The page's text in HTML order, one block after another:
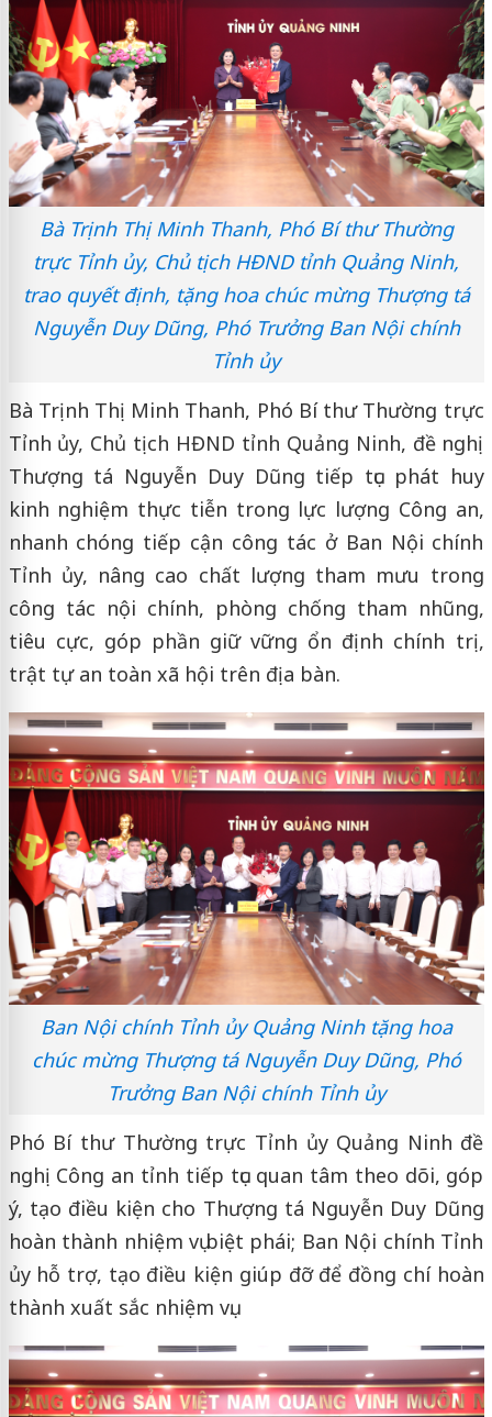
Bà Trịnh Thị Minh Thanh, Phó Bí thư Thường
trực Tỉnh ủy, Chủ tịch HĐND tỉnh Quảng Ninh,
trao quyết định, tặng hoa chúc mừng Thượng tá
Nguyễn Duy Dũng, Phó Trưởng Ban Nội chính
Tỉnh ủy
Bà Trịnh Thị Minh Thanh, Phó Bí thư Thường trực
Tỉnh ủy, Chủ tịch HĐND tỉnh Quảng Ninh, đề nghị
Thượng tá Nguyễn Duy Dũng tiếp tục phát huy
kinh nghiệm thực tiễn trong lực lượng Công an,
nhanh chóng tiếp cận công tác ở Ban Nội chính
Tỉnh ủy, nâng cao chất lượng tham mưu trong
công tác nội chính, phòng chống tham nhũng,
tiêu cực, góp phần giữ vững ổn định chính trị,
trật tự an toàn xã hội trên địa bàn.
Ban Nội chính Tỉnh ủy Quảng Ninh tặng hoa
chúc mừng Thượng tá Nguyễn Duy Dũng, Phó
Trưởng Ban Nội chính Tỉnh ủy
Phó Bí thư Thường trực Tỉnh ủy Quảng Ninh đề
nghị Công an tỉnh tiếp tục quan tâm theo dõi, góp
ý, tạo điều kiện cho Thượng tá Nguyễn Duy Dũng
hoàn thành nhiệm vụ biệt phái; Ban Nội chính Tỉnh
ủy hỗ trợ, tạo điều kiện giúp đỡ để đồng chí hoàn
thành xuất sắc nhiệm vụ.